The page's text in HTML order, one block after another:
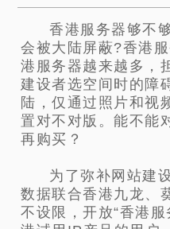
香港服务器够不
会被大陆屏蔽?香港
港服务器越来越多，
建设者选空间时的障
陆，仅通过照片和视
置对不对版。能不能
再购买？
为了弥补网站建
数据联合香港九龙、
不设限，开放“香港